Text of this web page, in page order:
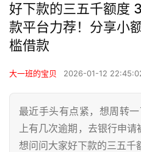
好下款的三五千额度
款平台力荐！分享小
槛借款
大一班的宝贝 2026-01-12
最近手头有点紧，想周转
上有几次逾期，去银行申请
想问问大家好下款的三五千